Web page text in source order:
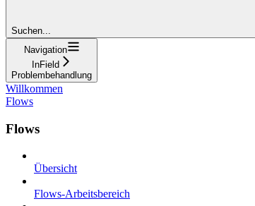
Suchen...
Navigation
InField
Problembehandlung
Willkommen
Flows
Flows
Übersicht
Flows-Arbeitsbereich